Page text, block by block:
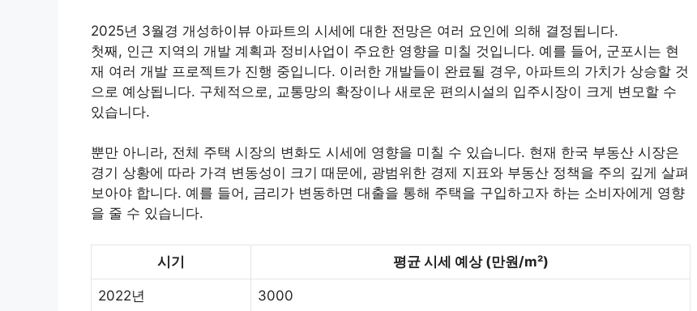
2025년 3월경 개성하이뷰 아파트의 시세에 대한 전망은 여러 요인에 의해 결정됩니다.
첫째, 인근 지역의 개발 계획과 정비사업이 주요한 영향을 미칠 것입니다. 예를 들어, 군포시는 현
재 여러 개발 프로젝트가 진행 중입니다. 이러한 개발들이 완료될 경우, 아파트의 가치가 상승할 것
으로 예상됩니다. 구체적으로, 교통망의 확장이나 새로운 편의시설의 입주시장이 크게 변모할 수
있습니다.
뿐만 아니라, 전체 주택 시장의 변화도 시세에 영향을 미칠 수 있습니다. 현재 한국 부동산 시장은
경기 상황에 따라 가격 변동성이 크기 때문에, 광범위한 경제 지표와 부동산 정책을 주의 깊게 살펴
보아야 합니다. 예를 들어, 금리가 변동하면 대출을 통해 주택을 구입하고자 하는 소비자에게 영향
을 줄 수 있습니다.
시기 평균 시세 예상 (만원/m²)
2022년 3000